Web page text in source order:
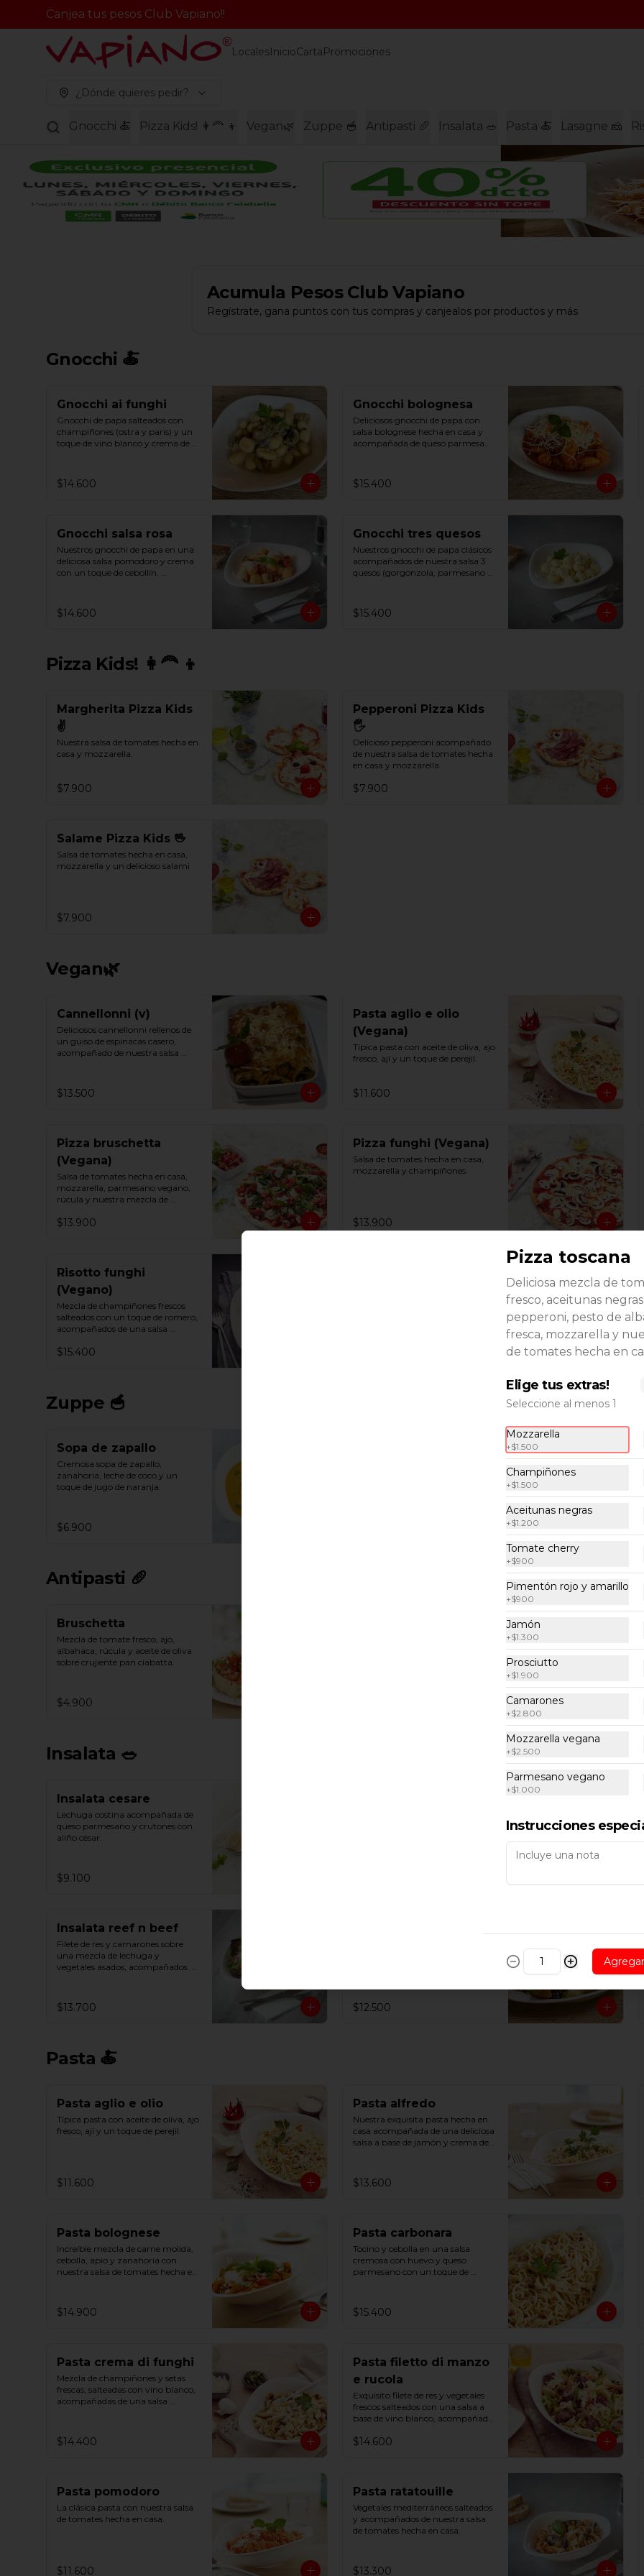
Canjea tus pesos Club Vapiano!!
LocalesInicioCartaPromociones
¿Dónde quieres pedir?
Gnocchi 🍝 Pizza Kids! 👩‍🦰 👦 Vegan🌿 Zuppe 🥣 Antipasti 🥖 Insalata 🥗 Pasta 🍝 Lasagne 🧀
Acumula Pesos Club Vapiano
Regístrate, gana puntos con tus compras y canjealos por productos y más
Gnocchi 🍝
Gnocchi ai funghi
Gnocchi de papa salteados con
champiñones (ostra y paris) y un
toque de vino blanco y crema de
$14.600
Gnocchi bolognesa
Deliciosos gnocchi de papa con
salsa bolognese hecha en casa y
acompañada de queso parmesano
$15.400
Gnocchi salsa rosa
Nuestros gnocchi de papa en una
deliciosa salsa pomodoro y crema
con un toque de cebollín,
$14.600
Gnocchi tres quesos
Nuestros gnocchi de papa clásicos
acompañados de nuestra salsa 3
quesos (gorgonzola, parmesano y
$15.400
Pizza Kids! 👩‍🦰 👦
Margherita Pizza Kids
✌
Nuestra salsa de tomates hecha en
casa y mozzarella.
$7.900
Pepperoni Pizza Kids
🖐
Delicioso pepperoni acompañado
de nuestra salsa de tomates hecha
en casa y mozzarella
$7.900
Salame Pizza Kids 🖖
Salsa de tomates hecha en casa,
mozzarella y un delicioso salami
$7.900
Vegan🌿
Cannellonni (v)
Deliciosos cannellonni rellenos de
un guiso de espinacas casero,
acompañado de nuestra salsa
$13.500
Pasta aglio e olio
(Vegana)
Típica pasta con aceite de oliva, ajo
fresco, ají y un toque de perejil.
$11.600
Pizza bruschetta
(Vegana)
Salsa de tomates hecha en casa,
mozzarella, parmesano vegano,
rúcula y nuestra mezcla de
$13.900
Pizza funghi (Vegana)
Salsa de tomates hecha en casa,
mozzarella y champiñones.
$13.900
Risotto funghi
(Vegano)
Mezcla de champiñones frescos
salteados con un toque de romero,
acompañados de una salsa
$15.400
Zuppe 🥣
Sopa de zapallo
Cremosa sopa de zapallo,
zanahoria, leche de coco y un
toque de jugo de naranja.
$6.900
Antipasti 🥖
Bruschetta
Mezcla de tomate fresco, ajo,
albahaca, rúcula y aceite de oliva
sobre crujiente pan ciabatta.
$4.900
Insalata 🥗
Insalata cesare
Lechuga costina acompañada de
queso parmesano y crutones con
aliño césar.
$9.100
Insalata reef n beef
Filete de res y camarones sobre
una mezcla de lechuga y
vegetales asados, acompañados
$13.700 $12.500
Pasta 🍝
Pasta aglio e olio
Típica pasta con aceite de oliva, ajo
fresco, ají y un toque de perejil.
$11.600
Pasta alfredo
Nuestra exquisita pasta hecha en
casa acompañada de una deliciosa
salsa a base de jamón y crema de
$13.600
Pasta bolognese
Increíble mezcla de carne molida,
cebolla, apio y zanahoria con
nuestra salsa de tomates hecha en
$14.900
Pasta carbonara
Tocino y cebolla en una salsa
cremosa con huevo y queso
parmesano con un toque de
$15.400
Pasta crema di funghi
Mezcla de champiñones y setas
frescas, salteadas con vino blanco,
acompañadas de una salsa
$14.400
Pasta filetto di manzo
e rucola
Exquisito filete de res y vegetales
frescos salteados con una salsa a
base de vino blanco, acompañado
$14.600
Pasta pomodoro
La clásica pasta con nuestra salsa
de tomates hecha en casa.
$11.600
Pasta ratatouille
Vegetales mediterráneos salteados
y acompañados de nuestra salsa
de tomates hecha en casa.
$13.300
Pizza toscana
Deliciosa mezcla de
fresco, aceitunas
pepperoni, pesto de
fresca, mozzarella y
de tomates hecha en
Elige tus extras!
Seleccione al menos 1
Mozzarella
+$1.500
Champiñones
+$1.500
Aceitunas negras
+$1.200
Tomate cherry
+$900
Pimentón rojo y amarillo
+$900
Jamón
+$1.300
Prosciutto
+$1.900
Camarones
+$2.800
Mozzarella vegana
+$2.500
Parmesano vegano
+$1.000
Instrucciones
Agregar